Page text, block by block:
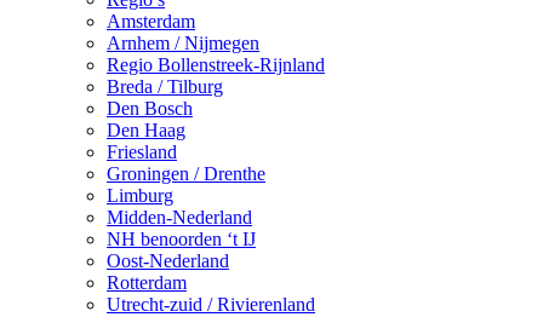
Amsterdam
Arnhem / Nijmegen
Regio Bollenstreek-Rijnland
Breda / Tilburg
Den Bosch
Den Haag
Friesland
Groningen / Drenthe
Limburg
Midden-Nederland
NH benoorden ‘t IJ
Oost-Nederland
Rotterdam
Utrecht-zuid / Rivierenland